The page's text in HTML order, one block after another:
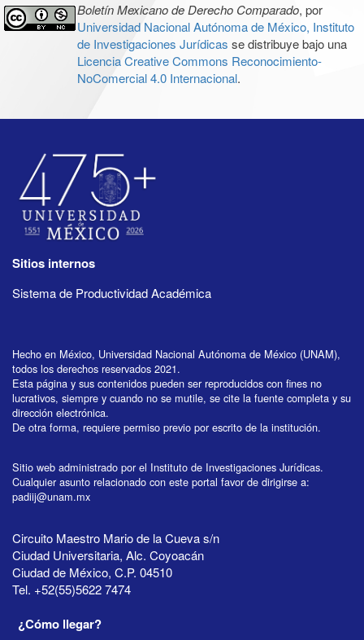
Boletín Mexicano de Derecho Comparado, por
Universidad Nacional Autónoma de México, Instituto
de Investigaciones Jurídicas se distribuye bajo una
Licencia Creative Commons Reconocimiento-
NoComercial 4.0 Internacional.
Sitios internos
Sistema de Productividad Académica
Hecho en México, Universidad Nacional Autónoma de México (UNAM),
todos los derechos reservados 2021.
Esta página y sus contenidos pueden ser reproducidos con fines no
lucrativos, siempre y cuando no se mutile, se cite la fuente completa y su
dirección electrónica.
De otra forma, requiere permiso previo por escrito de la institución.
Sitio web administrado por el Instituto de Investigaciones Jurídicas.
Cualquier asunto relacionado con este portal favor de dirigirse a:
padiij@unam.mx
Circuito Maestro Mario de la Cueva s/n
Ciudad Universitaria, Alc. Coyoacán
Ciudad de México, C.P. 04510
Tel. +52(55)5622 7474
¿Cómo llegar?